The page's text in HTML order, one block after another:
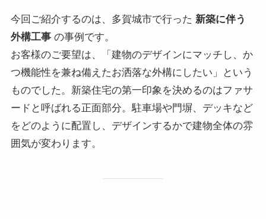
今回ご紹介するのは、多賀城市で行った 新築に伴う
外構工事の事例です。
お客様のご要望は、「建物のデザインにマッチし、か
つ機能性を兼ね備えたお洒落な外構にしたい」という
ものでした。新築住宅の第一印象を決めるのはファサ
ードと呼ばれる正面部分。駐車場や門塀、デッキなど
をどのように配置し、デザインするかで建物全体の雰
囲気が変わります。